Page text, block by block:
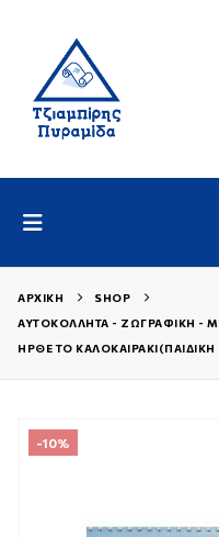
ΑΡΧΙΚΉ
SHOP
ΑΥΤΟΚΌΛΛΗΤΑ - ΖΩΓΡΑΦΙΚΉ -
ΉΡΘΕ ΤΟ
-10%